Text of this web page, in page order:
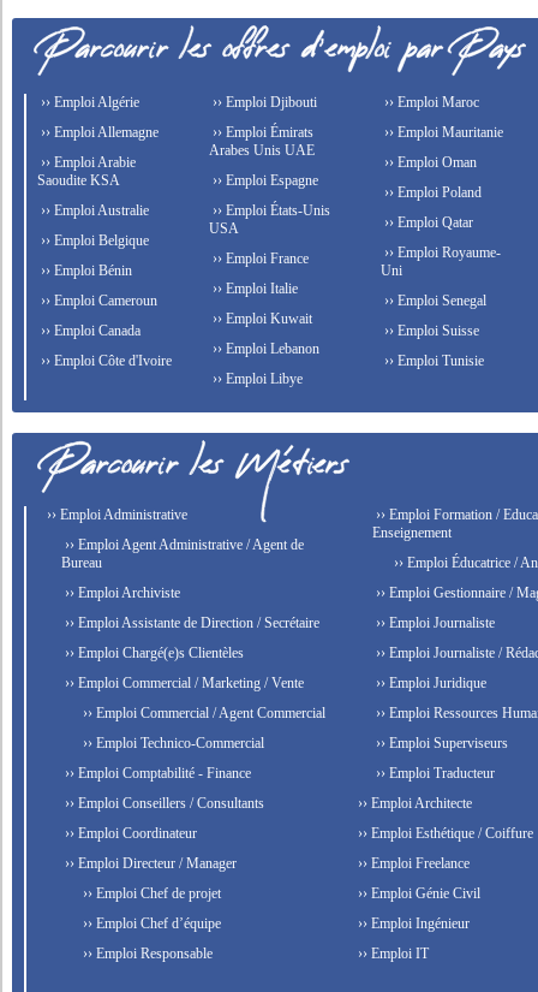
›› Emploi Algérie
›› Emploi Allemagne
›› Emploi Arabie
Saoudite KSA
›› Emploi Australie
›› Emploi Belgique
›› Emploi Bénin
›› Emploi Cameroun
›› Emploi Canada
›› Emploi Côte d'Ivoire
›› Emploi Djibouti
›› Emploi Émirats
Arabes Unis UAE
›› Emploi Espagne
›› Emploi États-Unis
USA
›› Emploi France
›› Emploi Italie
›› Emploi Kuwait
›› Emploi Lebanon
›› Emploi Libye
›› Emploi Maroc
›› Emploi Mauritanie
›› Emploi Oman
›› Emploi Poland
›› Emploi Qatar
›› Emploi Royaume-
Uni
›› Emploi Senegal
›› Emploi Suisse
›› Emploi Tunisie
›› Emploi Administrative
›› Emploi Agent Administrative / Agent de
Bureau
›› Emploi Archiviste
›› Emploi Assistante de Direction / Secrétaire
›› Emploi Chargé(e)s Clientèles
›› Emploi Commercial / Marketing / Vente
›› Emploi Commercial / Agent Commercial
›› Emploi Technico-Commercial
›› Emploi Comptabilité - Finance
›› Emploi Conseillers / Consultants
›› Emploi Coordinateur
›› Emploi Directeur / Manager
›› Emploi Chef de projet
›› Emploi Chef d’équipe
›› Emploi Responsable
›› Emploi Formation /
Enseignement
›› Emploi Éducatrice /
›› Emploi Gestionnaire /
›› Emploi Journaliste
›› Emploi Journaliste /
›› Emploi Juridique
›› Emploi Ressources
›› Emploi Superviseurs
›› Emploi Traducteur
›› Emploi Architecte
›› Emploi Esthétique / Coiffure
›› Emploi Freelance
›› Emploi Génie Civil
›› Emploi Ingénieur
›› Emploi IT